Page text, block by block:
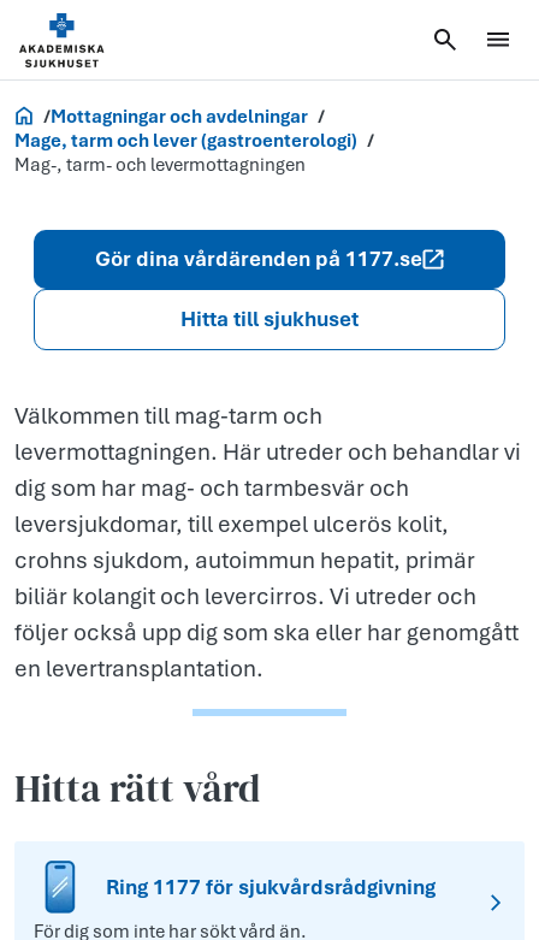
Akademiska.se
Mottagningar och avdelningar
Mage, tarm och lever (gastroenterologi)
Mag-, tarm- och levermottagningen
Mag-, tarm-
Gör dina vårdärenden på 1177.se
Hitta till sjukhuset
Välkommen till mag-tarm och
levermottagningen. Här utreder och behandlar vi
dig som har mag- och tarmbesvär och
leversjukdomar, till exempel ulcerös kolit,
crohns sjukdom, autoimmun hepatit, primär
biliär kolangit och levercirros. Vi utreder och
följer också upp dig som ska eller har genomgått
en levertransplantation.
Hitta rätt vård
Ring 1177 för sjukvårdsrådgivning
För dig som inte har sökt vård än.